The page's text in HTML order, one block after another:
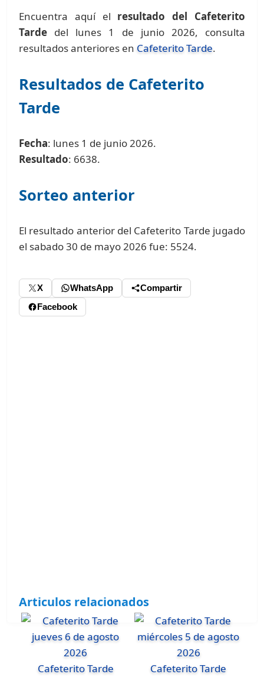
Encuentra aquí el resultado del Cafeterito
Tarde del lunes 1 de junio 2026, consulta
resultados anteriores en Cafeterito Tarde.
Resultados de Cafeterito
Tarde
Fecha: lunes 1 de junio 2026.
Resultado: 6638.
Sorteo anterior
El resultado anterior del Cafeterito Tarde jugado
el sabado 30 de mayo 2026 fue: 5524.
X WhatsApp
Compartir
Facebook
Articulos relacionados
Cafeterito Tarde
Cafeterito Tarde